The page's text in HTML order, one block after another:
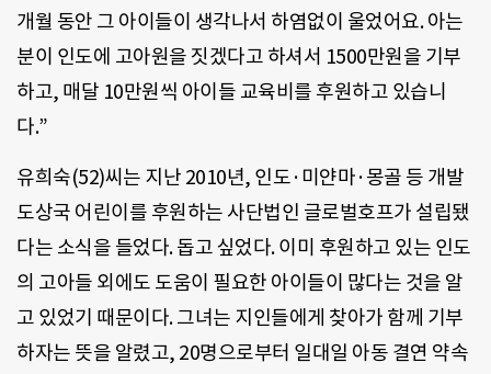
개월 동안 그 아이들이 생각나서 하염없이 울었어요. 아는
분이 인도에 고아원을 짓겠다고 하셔서 1500만원을 기부
하고, 매달 10만원씩 아이들 교육비를 후원하고 있습니
다.”
유희숙(52)씨는 지난 2010년, 인도·미얀마·몽골 등 개발
도상국 어린이를 후원하는 사단법인 글로벌호프가 설립됐
다는 소식을 들었다. 돕고 싶었다. 이미 후원하고 있는 인도
의 고아들 외에도 도움이 필요한 아이들이 많다는 것을 알
고 있었기 때문이다. 그녀는 지인들에게 찾아가 함께 기부
하자는 뜻을 알렸고, 20명으로부터 일대일 아동 결연 약속